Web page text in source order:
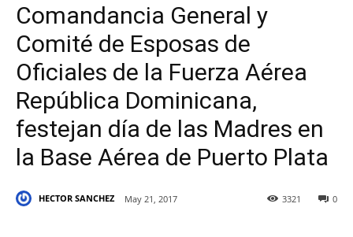
Comandancia General y
Comité de Esposas de
Oficiales de la Fuerza Aérea
República Dominicana,
festejan día de las Madres en
la Base Aérea de Puerto Plata
HECTOR SANCHEZ May 21, 2017 0
3321